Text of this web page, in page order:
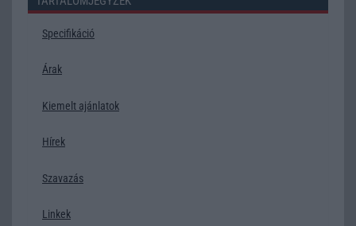
Specifikáció
Árak
Kiemelt ajánlatok
Hírek
Szavazás
Linkek